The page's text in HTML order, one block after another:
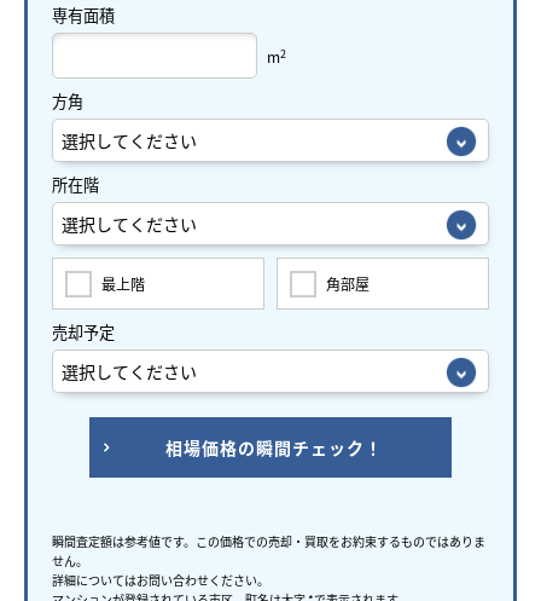
専有面積
m2
方角
所在階
最上階 角部屋
売却予定
相場価格の瞬間チェック！
瞬間査定額は参考値です。この価格での売却・買取をお約束するものではありま
せん。
詳細についてはお問い合わせください。